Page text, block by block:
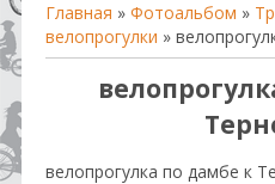
Главная » Фотоальбом »
велопрогулки »
велопрогулка по дамбе к